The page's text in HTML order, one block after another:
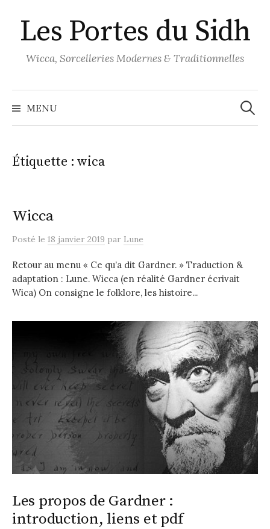
au
contenu
Les Portes du Sidh
Wicca, Sorcelleries Modernes & Traditionnelles
MENU
Étiquette :wica
Wicca
Posté le 18 janvier 2019 par Lune
Retour au menu « Ce qu’a dit Gardner. » Traduction &
adaptation : Lune. Wicca (en réalité Gardner écrivait
Wica) On consigne le folklore, les histoire...
Les propos de Gardner :
introduction, liens et pdf